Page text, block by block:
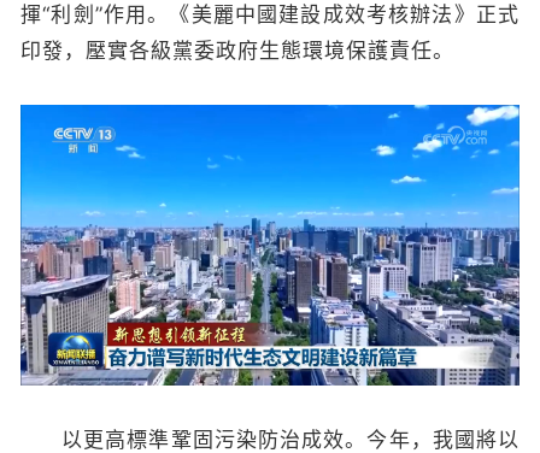
揮“利劍”作用。《美麗中國建設成效考核辦法》正式
印發，壓實各級黨委政府生態環境保護責任。
以更高標準鞏固污染防治成效。今年，我國將以